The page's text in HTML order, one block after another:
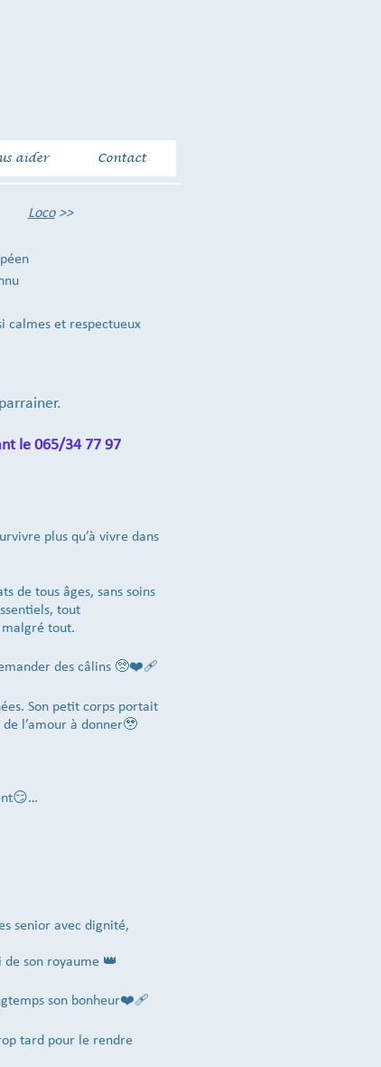
aider Contact
Loco>>
calmes et respectueux
le 065/34 77 97
plus qu’à vivre dans
de tous âges, sans soins
tout
tout.
des câlins 🥺❤️‍🩹
Son petit corps portait
l’amour à donner🥹
senior avec dignité,
son royaume 👑
son bonheur❤️‍🩹
tard pour le rendre